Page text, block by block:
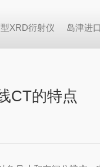
XRD衍射仪 岛津进
CT的特点